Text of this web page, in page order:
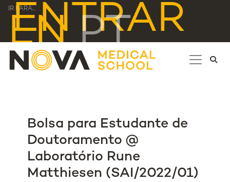
IR PARA...
ENTRAR
EN PT
Bolsa para Estudante de
Doutoramento @
Laboratório Rune
Matthiesen (SAI/2022/01)